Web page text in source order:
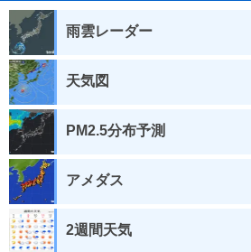
雨雲レーダー
天気図
PM2.5分布予測
アメダス
2週間天気